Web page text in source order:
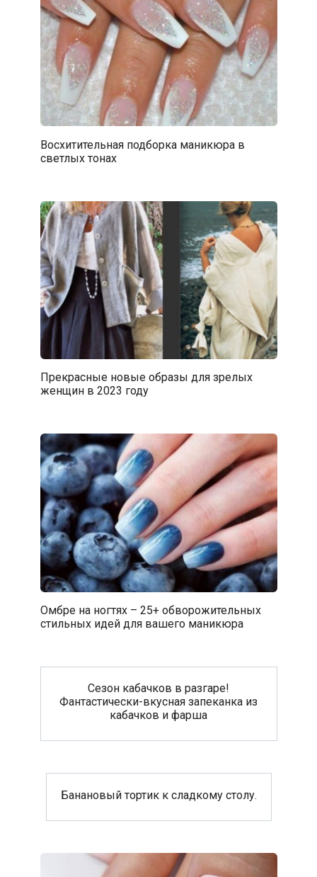
Восхитительная подборка маникюра в
светлых тонах
Прекрасные новые образы для зрелых
женщин в 2023 году
Омбре на ногтях – 25+ обворожительных
стильных идей для вашего маникюра
Сезон кабачков в разгаре!
Фантастически-вкусная запеканка из
кабачков и фарша
Банановый тортик к сладкому столу.